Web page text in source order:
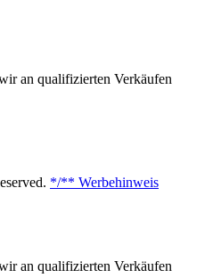
an qualifizierten Verkäufen
*/** Werbehinweis
an qualifizierten Verkäufen